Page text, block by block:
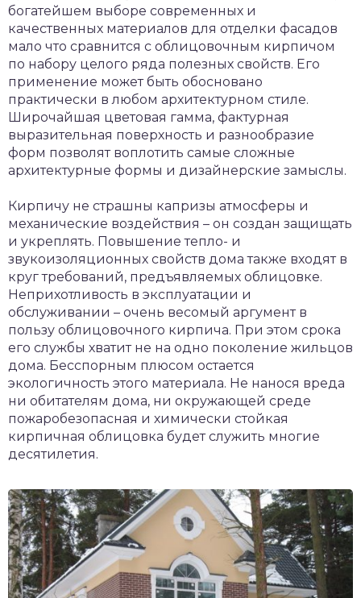
богатейшем выборе современных и
качественных материалов для отделки фасадов
мало что сравнится с облицовочным кирпичом
по набору целого ряда полезных свойств. Его
применение может быть обосновано
практически в любом архитектурном стиле.
Широчайшая цветовая гамма, фактурная
выразительная поверхность и разнообразие
форм позволят воплотить самые сложные
архитектурные формы и дизайнерские замыслы.
Кирпичу не страшны капризы атмосферы и
механические воздействия – он создан защищать
и укреплять. Повышение тепло- и
звукоизоляционных свойств дома также входят в
круг требований, предъявляемых облицовке.
Неприхотливость в эксплуатации и
обслуживании – очень весомый аргумент в
пользу облицовочного кирпича. При этом срока
его службы хватит не на одно поколение жильцов
дома. Бесспорным плюсом остается
экологичность этого материала. Не нанося вреда
ни обитателям дома, ни окружающей среде
пожаробезопасная и химически стойкая
кирпичная облицовка будет служить многие
десятилетия.